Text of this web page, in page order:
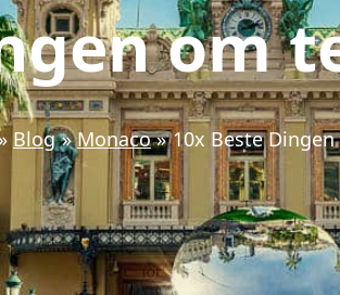
om
Blog Monaco 10x Beste